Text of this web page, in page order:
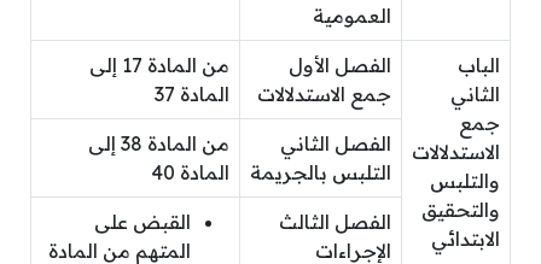
العمومية
الباب
الثاني
جمع
الاستدلالات
والتلبس
والتحقيق
الابتدائي
الفصل الأول
جمع الاستدلالات
من المادة 17 إلى
المادة 37
الفصل الثاني
التلبس بالجريمة
من المادة 38 إلى
المادة 40
الفصل الثالث
الإجراءات
القبض على
المتهم من المادة